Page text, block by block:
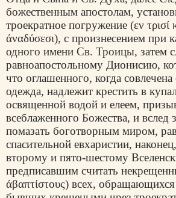
божественным апостолам,
троекратное погружение (εν τρισί
άναδύσεσι), с произнесением при
одного имени Св. Троицы, затем
равноапостольному Дионисию,
что оглашенного, когда совлечена
одежда, надлежит крестить в
освященной водой и елеем,
всеблаженного Божества, и вслед
помазать боготворным миром,
спасительной евхаристии,
второму и пято-шестому
предписавшим считать
άβαπτίστους) всех, обращающихся